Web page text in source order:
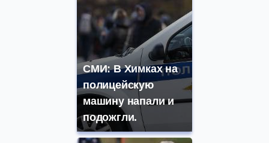
СМИ: В Химках на
полицейскую
машину напали и
подожгли.